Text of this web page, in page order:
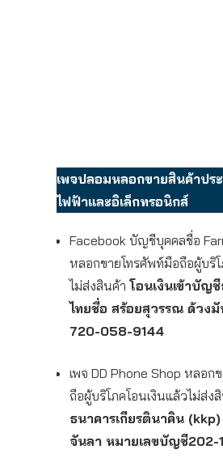
เพจปลอมหลอกขายสินค้าประ
ไฟฟ้าและอิเล็กทรอนิกส์
Facebook บัญชีบุคคลชื่อ
หลอกขายโทรศัพท์มือถือผู้บริโ
ไม่ส่งสินค้า โอนเงินเข้าบัญ
ไทยชื่อ สร้อยสุวรรณ ด้วง
720-058-9144
เพจ DD Phone Shop หลอก
ถือผู้บริโภคโอนเงินแล้วไม่ส่ง
ธนาคารเกียรตินาคิน
จันลา หมายเลขบัญชี202-